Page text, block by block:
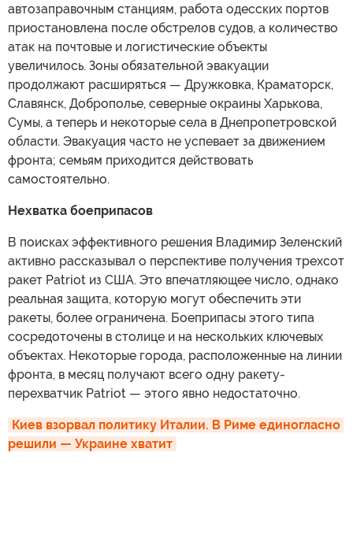
автозаправочным станциям, работа одесских портов
приостановлена после обстрелов судов, а количество
атак на почтовые и логистические объекты
увеличилось. Зоны обязательной эвакуации
продолжают расширяться — Дружковка, Краматорск,
Славянск, Доброполье, северные окраины Харькова,
Сумы, а теперь и некоторые села в Днепропетровской
области. Эвакуация часто не успевает за движением
фронта; семьям приходится действовать
самостоятельно.
Нехватка боеприпасов
В поисках эффективного решения Владимир Зеленский
активно рассказывал о перспективе получения трехсот
ракет Patriot из США. Это впечатляющее число, однако
реальная защита, которую могут обеспечить эти
ракеты, более ограничена. Боеприпасы этого типа
сосредоточены в столице и на нескольких ключевых
объектах. Некоторые города, расположенные на линии
фронта, в месяц получают всего одну ракету-
перехватчик Patriot — этого явно недостаточно.
Киев взорвал политику Италии. В Риме единогласно
решили — Украине хватит